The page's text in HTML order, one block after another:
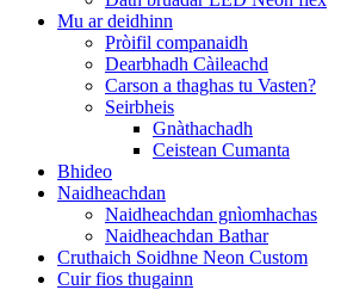
Mu ar deidhinn
Pròifil companaidh
Dearbhadh Càileachd
Carson a thaghas tu Vasten?
Seirbheis
Gnàthachadh
Ceistean Cumanta
Bhideo
Naidheachdan
Naidheachdan gnìomhachas
Naidheachdan Bathar
Cruthaich Soidhne Neon Custom
Cuir fios thugainn